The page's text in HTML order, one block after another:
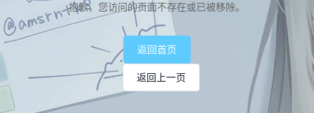
抱歉，您访问的页面不存在或已被移除。
返回首页
返回上一页